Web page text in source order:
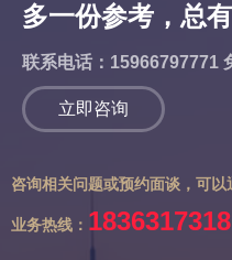
多一份参考，总
联系电话：15966797771
立即咨询
咨询相关问题或预约面谈，可
业务热线：